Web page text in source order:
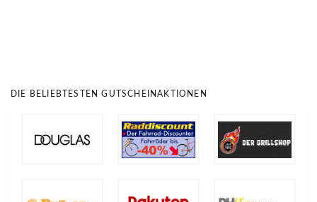
DIE BELIEBTESTEN GUTSCHEINAKTIONEN